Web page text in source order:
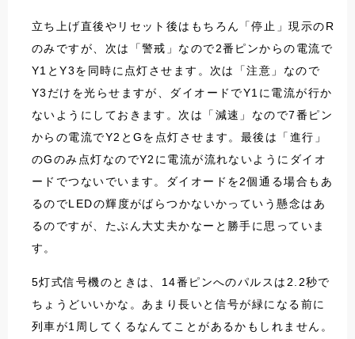
立ち上げ直後やリセット後はもちろん「停止」現示のR
のみですが、次は「警戒」なので2番ピンからの電流で
Y1とY3を同時に点灯させます。次は「注意」なので
Y3だけを光らせますが、ダイオードでY1に電流が行か
ないようにしておきます。次は「減速」なので7番ピン
からの電流でY2とGを点灯させます。最後は「進行」
のGのみ点灯なのでY2に電流が流れないようにダイオ
ードでつないでいます。ダイオードを2個通る場合もあ
るのでLEDの輝度がばらつかないかっていう懸念はあ
るのですが、たぶん大丈夫かなーと勝手に思っていま
す。
5灯式信号機のときは、14番ピンへのパルスは2.2秒で
ちょうどいいかな。あまり長いと信号が緑になる前に
列車が1周してくるなんてことがあるかもしれません。